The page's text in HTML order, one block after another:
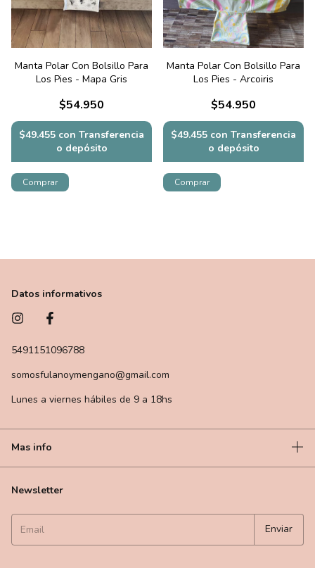
Manta Polar Con Bolsillo Para
Los Pies - Mapa Gris
$54.950
$49.455 con Transferencia
o depósito
Manta Polar Con Bolsillo Para
Los Pies - Arcoiris
$54.950
$49.455 con Transferencia
o depósito
Datos informativos
5491151096788
somosfulanoymengano@gmail.com
Lunes a viernes hábiles de 9 a 18hs
Mas info
Newsletter